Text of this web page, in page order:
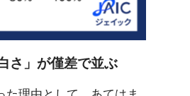
さ」が僅差で並ぶ